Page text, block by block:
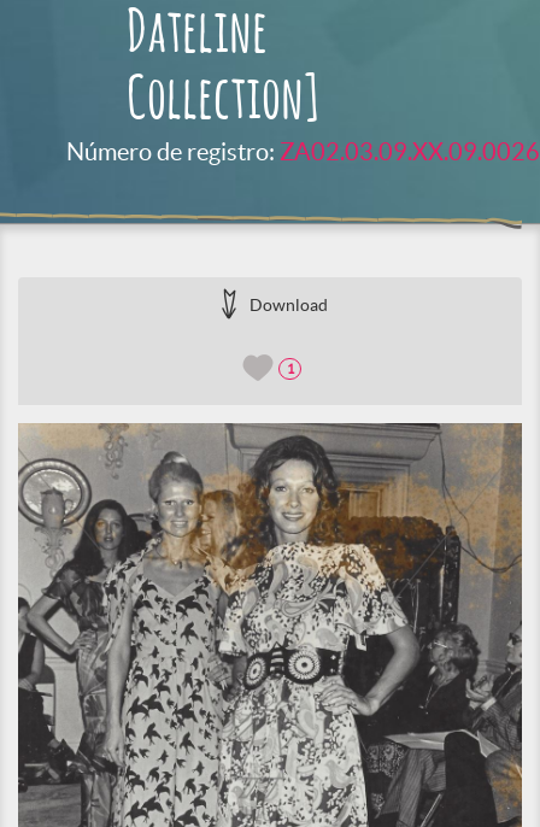
Dateline
Collection]
Número de registro: ZA02.03.09.XX.09.0026
Download
1